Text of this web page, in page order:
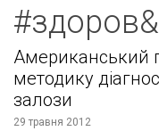
Американський
методику
залози
29 травня 2012